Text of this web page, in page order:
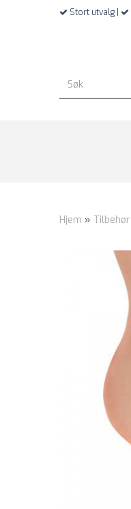
Stort utvalg |
Hjem » Tilbehør